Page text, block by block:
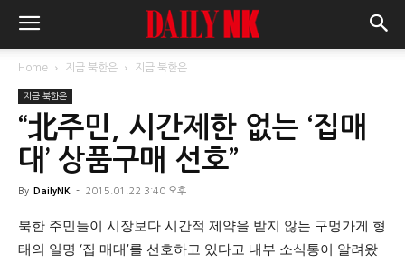
Home 지금 북한은 지금 북한은
지금 북한은
“北주민, 시간제한 없는 ‘집매
대’ 상품구매 선호”
By DailyNK - 2015.01.22 3:40 오후
북한 주민들이 시장보다 시간적 제약을 받지 않는 구멍가게 형
태의 일명 ‘집 매대’를 선호하고 있다고 내부 소식통이 알려왔